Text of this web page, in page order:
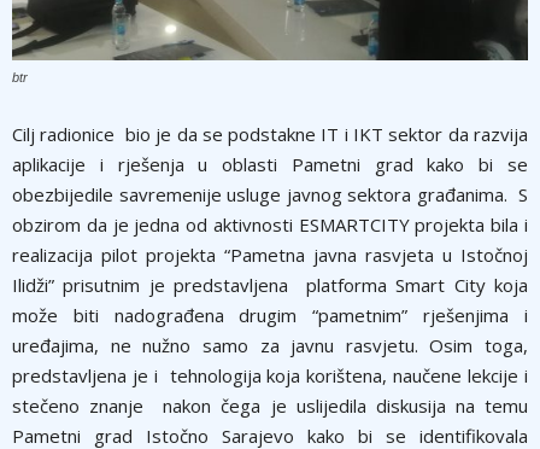
btr
Cilj radionice bio je da se podstakne IT i IKT sektor da razvija
aplikacije i rješenja u oblasti Pametni grad kako bi se
obezbijedile savremenije usluge javnog sektora građanima. S
obzirom da je jedna od aktivnosti ESMARTCITY projekta bila i
realizacija pilot projekta “Pametna javna rasvjeta u Istočnoj
Ilidži” prisutnim je predstavljena platforma Smart City koja
može biti nadograđena drugim “pametnim” rješenjima i
uređajima, ne nužno samo za javnu rasvjetu. Osim toga,
predstavljena je i tehnologija koja korištena, naučene lekcije i
stečeno znanje nakon čega je uslijedila diskusija na temu
Pametni grad Istočno Sarajevo kako bi se identifikovala